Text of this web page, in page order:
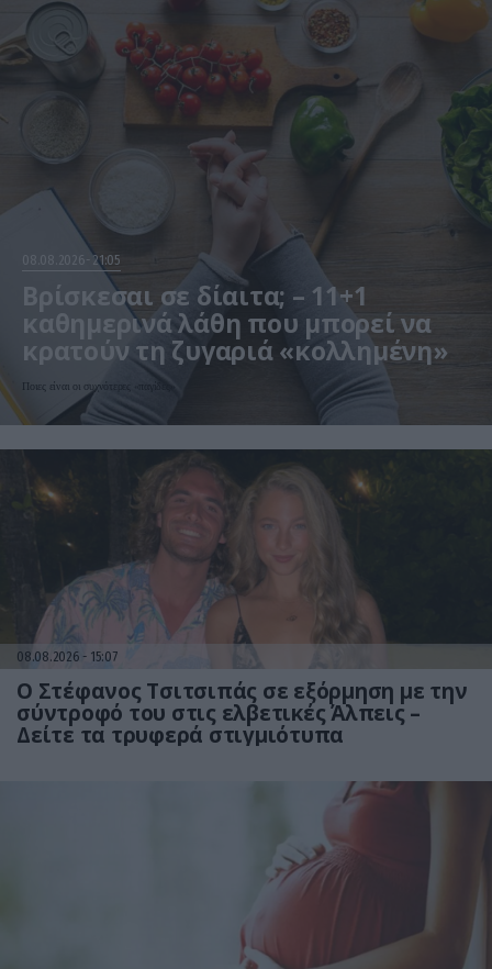
08.08.2026 21:05
Βρίσκεσαι σε δίαιτα; – 11+1
καθημερινά λάθη που μπορεί να
κρατούν τη ζυγαριά «κολλημένη»
Ποιες είναι οι συχνότερες «παγίδες»
08.08.2026 15:07
Ο Στέφανος Τσιτσιπάς σε εξόρμηση με την
σύντροφό του στις ελβετικές Άλπεις –
Δείτε τα τρυφερά στιγμιότυπα